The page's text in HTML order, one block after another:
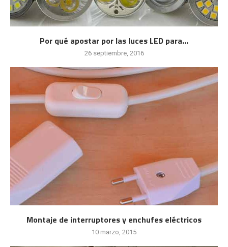
Por qué apostar por las luces LED para...
26 septiembre, 2016
Montaje de interruptores y enchufes eléctricos
10 marzo, 2015